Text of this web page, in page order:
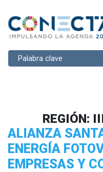
Buscar
REGIÓN:
ALIANZA
ENERGÍA
EMPRESAS Y